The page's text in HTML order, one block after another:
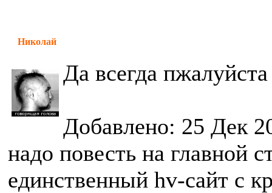
Николай
Да всегда
Добавлено: 25 Дек
надо повесть на главной
единственный hv-сайт с